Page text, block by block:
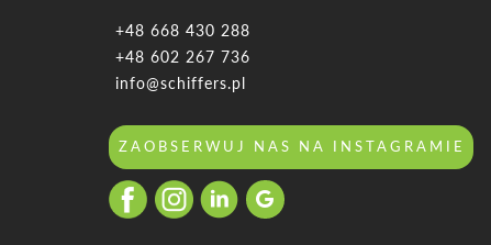
+48 668 430 288
+48 602 267 736
info@schiffers.pl
ZAOBSERWUJ NAS NA INSTAGRAMIE